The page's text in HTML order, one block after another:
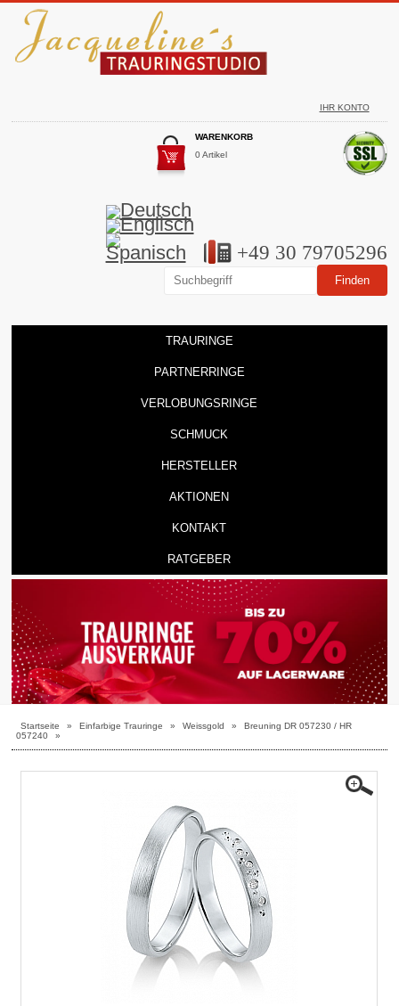
IHR KONTO
WARENKORB
0 Artikel
+49 30 79705296
TRAURINGE
PARTNERRINGE
VERLOBUNGSRINGE
SCHMUCK
HERSTELLER
AKTIONEN
KONTAKT
RATGEBER
Startseite » Einfarbige Trauringe » Weissgold »
Breuning DR 057230 / HR
057240
»